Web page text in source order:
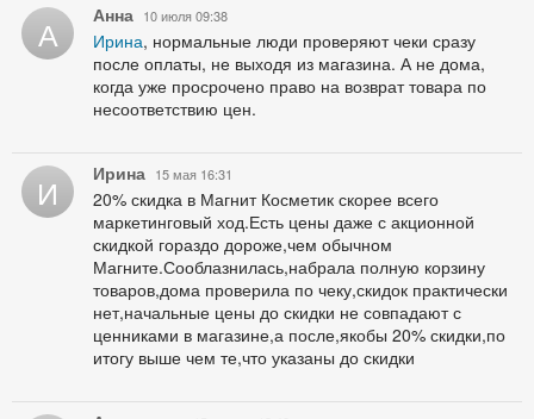
А Анна 10 июля 09:38
Ирина, нормальные люди проверяют чеки сразу
после оплаты, не выходя из магазина. А не дома,
когда уже просрочено право на возврат товара по
несоответствию цен.
И Ирина 15 мая 16:31
20% скидка в Магнит Косметик скорее всего
маркетинговый ход.Есть цены даже с акционной
скидкой гораздо дороже,чем обычном
Магните.Сооблазнилась,набрала полную корзину
товаров,дома проверила по чеку,скидок практически
нет,начальные цены до скидки не совпадают с
ценниками в магазине,а после,якобы 20% скидки,по
итогу выше чем те,что указаны до скидки